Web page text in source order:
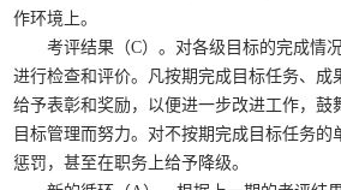
作环境上。
考评结果（C）。对各级目标的完成情
进行检查和评价。凡按期完成目标任务、成
给予表彰和奖励，以便进一步改进工作，鼓
目标管理而努力。对不按期完成目标任务的
惩罚，甚至在职务上给予降级。